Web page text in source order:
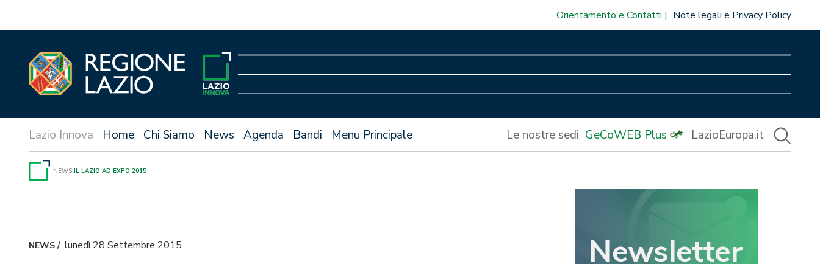
Orientamento e Contatti Note legali e Privacy Policy
Home Chi Siamo News Agenda Bandi Menu Principale Le nostre sedi GeCoWEB Plus LazioEuropa.it
NEWS IL LAZIO AD EXPO 2015
NEWS/ lunedì 28 Settembre 2015